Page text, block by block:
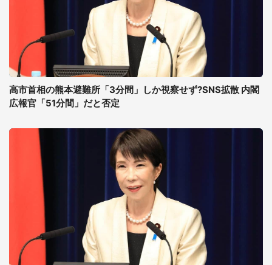
高市首相の熊本避難所「3分間」しか視察せず?SNS拡散 内閣
広報官「51分間」だと否定